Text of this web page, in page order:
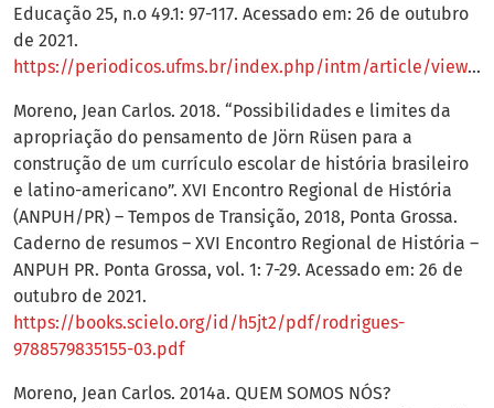
Educação 25, n.o 49.1: 97-117. Acessado em: 26 de outubro
de 2021.
https://periodicos.ufms.br/index.php/intm/article/view/9343
Moreno, Jean Carlos. 2018. “Possibilidades e limites da
apropriação do pensamento de Jörn Rüsen para a
construção de um currículo escolar de história brasileiro
e latino-americano”. XVI Encontro Regional de História
(ANPUH/PR) – Tempos de Transição, 2018, Ponta Grossa.
Caderno de resumos – XVI Encontro Regional de História –
ANPUH PR. Ponta Grossa, vol. 1: 7-29. Acessado em: 26 de
outubro de 2021.
https://books.scielo.org/id/h5jt2/pdf/rodrigues-
9788579835155-03.pdf
Moreno, Jean Carlos. 2014a. QUEM SOMOS NÓS?